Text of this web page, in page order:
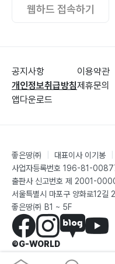
7-6. 소소한 행복을 주
8. 사랑
8-1. 데이트 방법180
8-5. 화이트데이 기념 선
8-6. 속상한 아내를 위
8-7. 여보, 계단 조심해
8-8. 결혼 장려 작가, 알
Summary206
9. 동행
웹하드 접속하기
공지사항
개인정보취급방침
앱다운로드
이용약관
제휴문의
좋은땅㈜ 대표이사 이기봉
사업자등록번호 196-81-
출판사 신고번호 제 2001-
서울특별시 마포구 양화로12길
좋은땅㈜ B1 ~ 5F
©G-WORLD